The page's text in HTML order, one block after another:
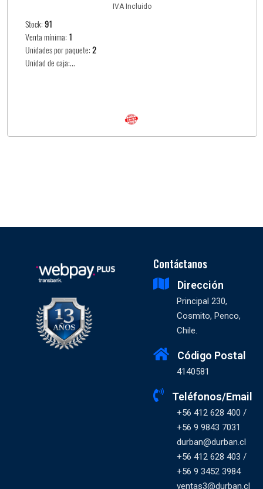
IVA Incluido
Stock: 91
Venta mínima: 1
Unidades por paquete: 2
Unidad de caja:...
Contáctanos
Dirección
Principal 230,
Cosmito, Penco,
Chile.
Código Postal
4140581
Teléfonos/Email
+56 412 628 400 /
+56 9 9843 7031
durban@durban.cl
+56 412 628 403 /
+56 9 3452 3984
ventas3@durban.cl